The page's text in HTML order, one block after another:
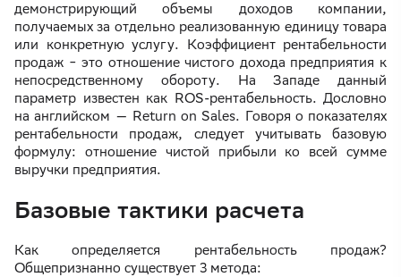
демонстрирующий объемы доходов компании,
получаемых за отдельно реализованную единицу товара
или конкретную услугу. Коэффициент рентабельности
продаж ‒ это отношение чистого дохода предприятия к
непосредственному обороту. На Западе данный
параметр известен как ROS-рентабельность. Дословно
на английском — Return on Sales. Говоря о показателях
рентабельности продаж, следует учитывать базовую
формулу: отношение чистой прибыли ко всей сумме
выручки предприятия.
Базовые тактики расчета
Как определяется рентабельность продаж?
Общепризнанно существует 3 метода: